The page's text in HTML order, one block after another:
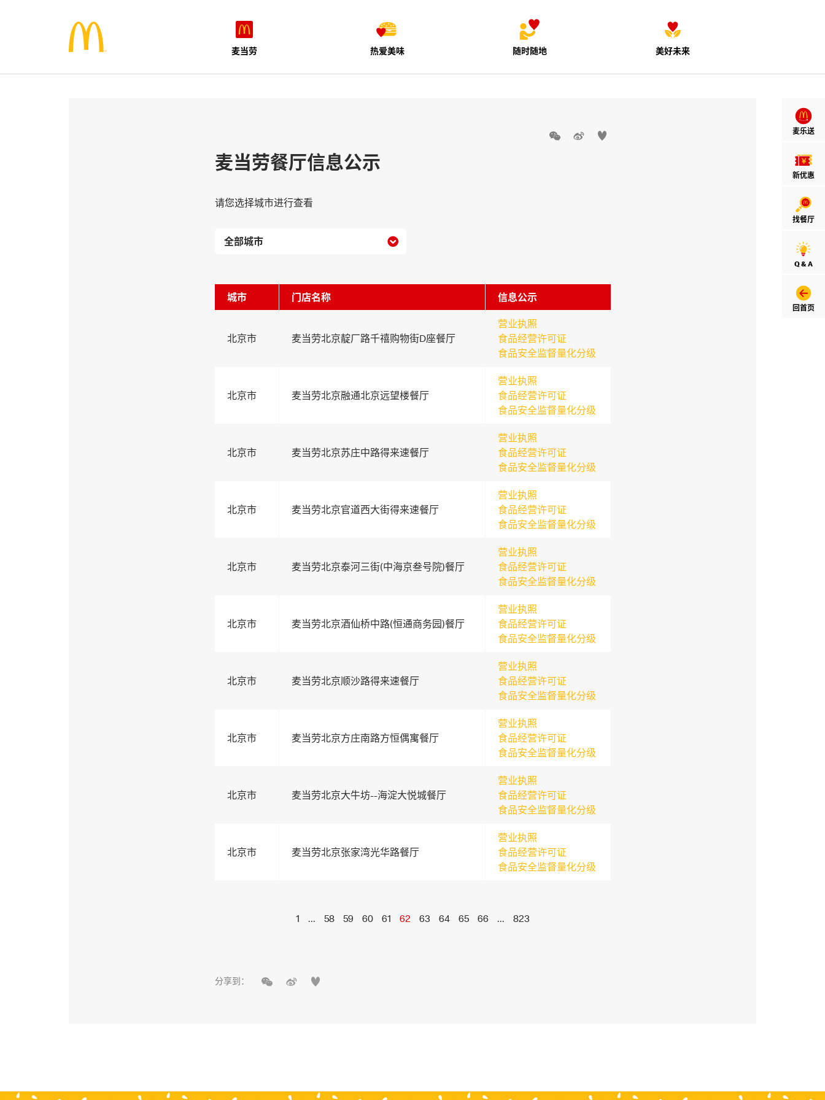
麦当劳 热爱美味 随时随地 美好未来
麦乐送
新优惠
找餐厅
Q & A
回首页
  
麦当劳餐厅信息公示
请您选择城市进行查看

城市 门店名称 信息公示
北京市 麦当劳北京靛厂路千禧购物街D座餐厅
营业执照
食品经营许可证
食品安全监督量化分级
北京市 麦当劳北京融通北京远望楼餐厅
营业执照
食品经营许可证
食品安全监督量化分级
北京市 麦当劳北京苏庄中路得来速餐厅
营业执照
食品经营许可证
食品安全监督量化分级
北京市 麦当劳北京官道西大街得来速餐厅
营业执照
食品经营许可证
食品安全监督量化分级
北京市 麦当劳北京泰河三街(中海京叁号院)餐厅
营业执照
食品经营许可证
食品安全监督量化分级
北京市 麦当劳北京酒仙桥中路(恒通商务园)餐厅
营业执照
食品经营许可证
食品安全监督量化分级
北京市 麦当劳北京顺沙路得来速餐厅
营业执照
食品经营许可证
食品安全监督量化分级
北京市 麦当劳北京方庄南路方恒偶寓餐厅
营业执照
食品经营许可证
食品安全监督量化分级
北京市 麦当劳北京大牛坊--海淀大悦城餐厅
营业执照
食品经营许可证
食品安全监督量化分级
北京市 麦当劳北京张家湾光华路餐厅
营业执照
食品经营许可证
食品安全监督量化分级
1 ... 58 59 60 61 62 63 64 65 66 ... 823
分享到：   